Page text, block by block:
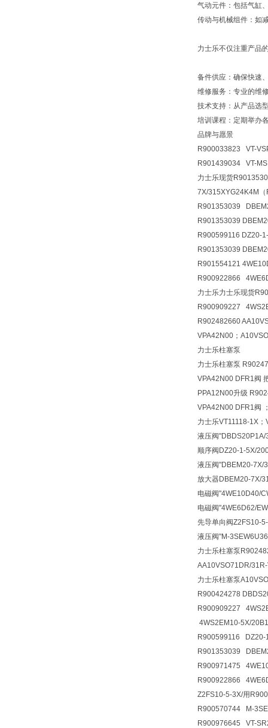
气动元件：包括气缸
传动与机械组件：如
力士乐不仅注重产品
备件供应：确保快速
维修服务：专业的维
技术支持：从产品选
培训课程：定期举办
品牌与愿景
R900033823 VT-
R901439034 VT-
力士乐现货
7X/315XYG24K4M
R901353039
R901353039
R900599116 DZ20-
R901353039
R901554121
R900922866
力士乐力士乐现货
R900909227
R902482660
VPA42N00；
力士乐柱塞泵
力士乐柱塞泵
VPA42N00 DFR1阀
PPA12N00升级
VPA42N00 DFR1阀
力士乐VT11118-1X；
液压阀
顺序阀 DZ20-1-5X/
液压阀"DBEM20-7X/
放大器DBEM20-7X/
电磁阀"4WE10D40/
电磁阀"4WE6D62/
先导单向阀Z2FS10-
液压阀"M-
力士乐柱塞泵
AA10VSO71DR/
力士乐柱塞泵
R900424278
R900909227
4WS2EM10-5X/
R900599116 DZ20-
R901353039
R900971475
R900922866
Z2FS10-5-3X/用
R900570744 M-
R900976645 VT-